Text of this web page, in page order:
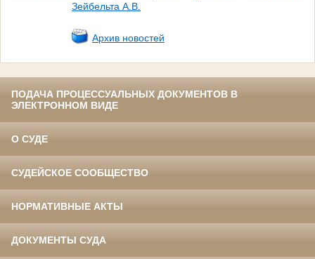
Зейбельта А.В.
Архив новостей
ПОДАЧА ПРОЦЕССУАЛЬНЫХ ДОКУМЕНТОВ В
ЭЛЕКТРОННОМ ВИДЕ
О СУДЕ
СУДЕЙСКОЕ СООБЩЕСТВО
НОРМАТИВНЫЕ АКТЫ
ДОКУМЕНТЫ СУДА